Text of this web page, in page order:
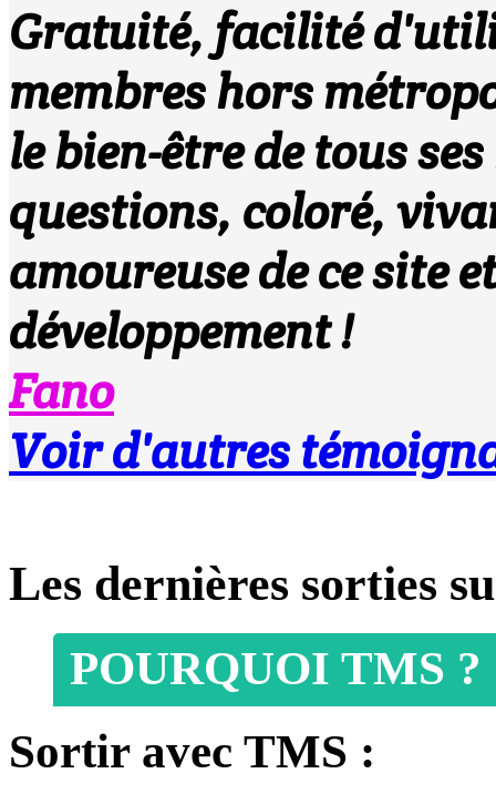
Gratuité, facilité
membres hors
le bien-être de tous
questions, coloré,
amoureuse de ce site
développement !
Fano
Voir d'autres
Les dernières sorties
POURQUOI TMS ?
Sortir avec TMS :